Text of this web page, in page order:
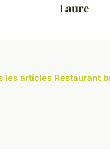
Laure
les articles Restaurant